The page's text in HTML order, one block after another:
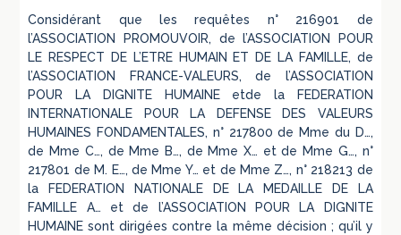
Considérant que les requêtes n° 216901 de
l’ASSOCIATION PROMOUVOIR, de l’ASSOCIATION POUR
LE RESPECT DE L’ETRE HUMAIN ET DE LA FAMILLE, de
l’ASSOCIATION FRANCE-VALEURS, de l’ASSOCIATION
POUR LA DIGNITE HUMAINE etde la FEDERATION
INTERNATIONALE POUR LA DEFENSE DES VALEURS
HUMAINES FONDAMENTALES, n° 217800 de Mme du D…,
de Mme C…, de Mme B…, de Mme X… et de Mme G…, n°
217801 de M. E…, de Mme Y… et de Mme Z…, n° 218213 de
la FEDERATION NATIONALE DE LA MEDAILLE DE LA
FAMILLE A… et de l’ASSOCIATION POUR LA DIGNITE
HUMAINE sont dirigées contre la même décision ; qu’il y